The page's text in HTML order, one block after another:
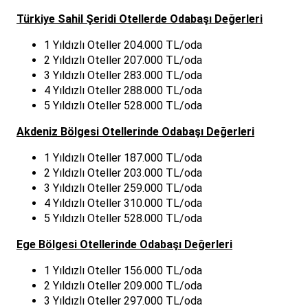
Türkiye Sahil Şeridi Otellerde Odabaşı Değerleri
1 Yıldızlı Oteller 204.000 TL/oda
2 Yıldızlı Oteller 207.000 TL/oda
3 Yıldızlı Oteller 283.000 TL/oda
4 Yıldızlı Oteller 288.000 TL/oda
5 Yıldızlı Oteller 528.000 TL/oda
Akdeniz Bölgesi Otellerinde Odabaşı Değerleri
1 Yıldızlı Oteller 187.000 TL/oda
2 Yıldızlı Oteller 203.000 TL/oda
3 Yıldızlı Oteller 259.000 TL/oda
4 Yıldızlı Oteller 310.000 TL/oda
5 Yıldızlı Oteller 528.000 TL/oda
Ege Bölgesi Otellerinde Odabaşı Değerleri
1 Yıldızlı Oteller 156.000 TL/oda
2 Yıldızlı Oteller 209.000 TL/oda
3 Yıldızlı Oteller 297.000 TL/oda